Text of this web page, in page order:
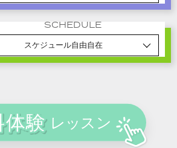
SCHEDULE
スケジュール自由自在